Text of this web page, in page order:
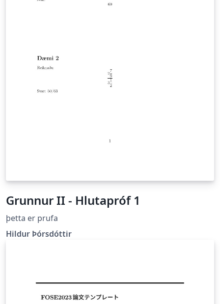
Grunnur II - Hlutapróf 1
þetta er prufa
Hildur Þórsdóttir